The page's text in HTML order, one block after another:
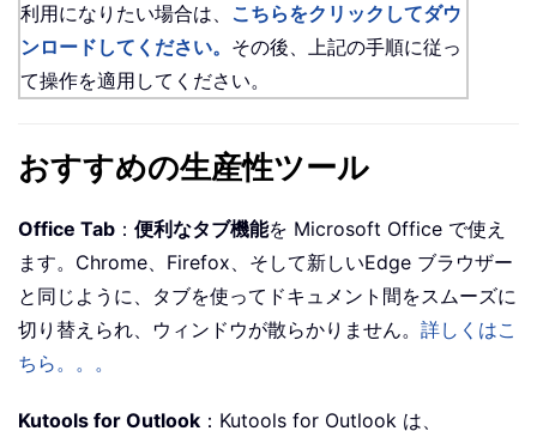
利用になりたい場合は、 こちらをクリックしてダウ
ンロードしてください。 その後、上記の手順に従っ
て操作を適用してください。
おすすめの生産性ツール
Office Tab ： 便利なタブ機能を Microsoft Office で使え
ます。Chrome、Firefox、そして新しいEdge ブラウザー
と同じように、タブを使ってドキュメント間をスムーズに
切り替えられ、ウィンドウが散らかりません。 詳しくはこ
ちら。。。
Kutools for Outlook ：Kutools for Outlook は、